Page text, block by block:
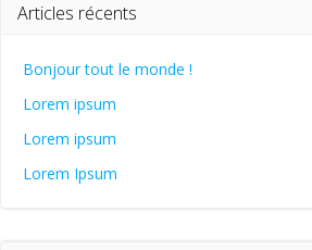
Articles récents
Bonjour tout le monde !
Lorem ipsum
Lorem ipsum
Lorem Ipsum